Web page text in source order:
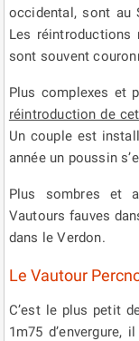
occidental, sont au
Les réintroductions
sont souvent
Plus complexes et
réintroduction de
Un couple est
année un poussin
Plus sombres et
Vautours fauves
dans le Verdon.
Le Vautour
C’est le plus petit
1m75